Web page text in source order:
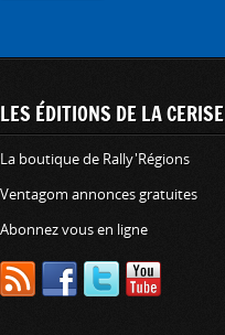
LES ÉDITIONS DE LA CERISE
La boutique de Rally'Régions
Ventagom annonces gratuites
Abonnez vous en ligne